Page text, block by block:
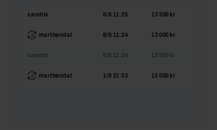
sandrix 8/6 11:25 13 500 kr
marthendal 8/6 11:24 13 000 kr
sandrix 8/6 11:24 12 500 kr
marthendal 1/6 21:53 12 000 kr